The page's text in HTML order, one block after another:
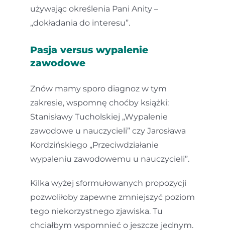
używając określenia Pani Anity –
„dokładania do interesu”.
Pasja versus wypalenie
zawodowe
Znów mamy sporo diagnoz w tym
zakresie, wspomnę choćby książki:
Stanisławy Tucholskiej „Wypalenie
zawodowe u nauczycieli” czy Jarosława
Kordzińskiego „Przeciwdziałanie
wypaleniu zawodowemu u nauczycieli”.
Kilka wyżej sformułowanych propozycji
pozwoliłoby zapewne zmniejszyć poziom
tego niekorzystnego zjawiska. Tu
chciałbym wspomnieć o jeszcze jednym.